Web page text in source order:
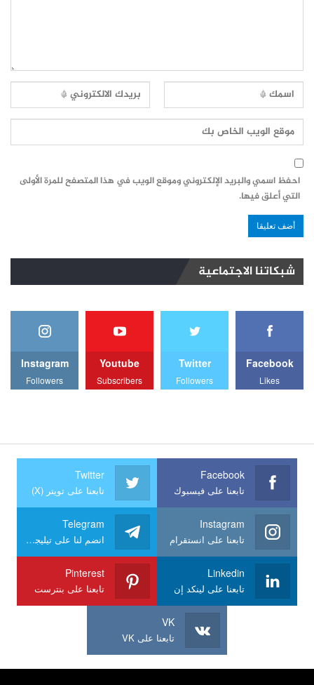
احفظ اسمي والبريد الإلكتروني وموقع الويب في هذا المتصفح للمرة الأولى
التي أعلق فيها.
شبكاتنا الاجتماعية
Facebook
Likes
Twitter
Followers
Youtube
Subscribers
Instagram
Followers
Facebook
تابعنا على فيسبوك
Twitter
تابعنا على تويتر (X)
Instagram
تابعنا على انستقرام
Telegram
انضم لنا على تيليجرام
Linkedin
تابعنا على لينكد إن
Pinterest
تابعنا على بنترست
VK
تابعنا على VK